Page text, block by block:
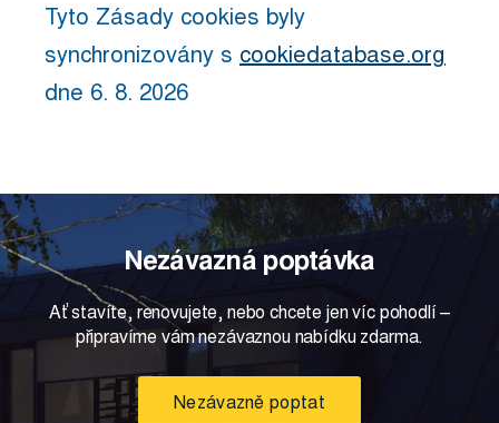
Tyto Zásady cookies byly
synchronizovány s cookiedatabase.org
dne 6. 8. 2026
Nezávazná poptávka
Ať stavíte, renovujete, nebo chcete jen víc pohodlí –
připravíme vám nezávaznou nabídku zdarma.
Nezávazně poptat